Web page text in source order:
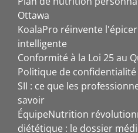
Ottawa
KoalaPro réinvente
intelligente
Conformité à la Loi 25 au
Politique de confidentialité
SII : ce que les
savoir
ÉquipeNutrition
diététique : le dossier